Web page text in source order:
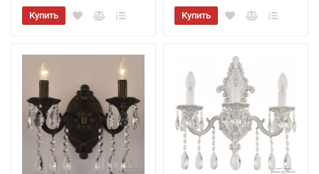
Купить Купить